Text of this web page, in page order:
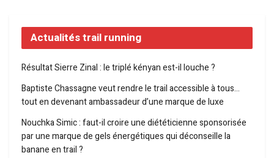
Actualités trail running
Résultat Sierre Zinal : le triplé kényan est-il louche ?
Baptiste Chassagne veut rendre le trail accessible à tous…
tout en devenant ambassadeur d’une marque de luxe
Nouchka Simic : faut-il croire une diététicienne sponsorisée
par une marque de gels énergétiques qui déconseille la
banane en trail ?